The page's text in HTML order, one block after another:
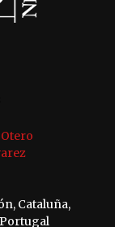
Cataluña,